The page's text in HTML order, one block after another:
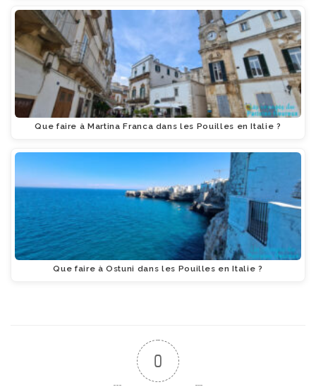
Que faire à Martina Franca dans les Pouilles en Italie ?
Que faire à Ostuni dans les Pouilles en Italie ?
0